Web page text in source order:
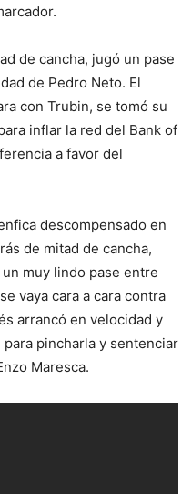
de cancha, jugó un pase
de Pedro Neto. El
con Trubin, se tomó su
inflar la red del Bank of
a favor del
descompensado en
de mitad de cancha,
muy lindo pase entre
vaya cara a cara contra
arrancó en velocidad y
pincharla y sentenciar
Maresca.